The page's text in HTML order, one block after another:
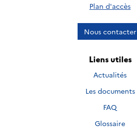
Plan d'accès
Nous contacter
Liens utiles
Actualités
Les documents
FAQ
Glossaire